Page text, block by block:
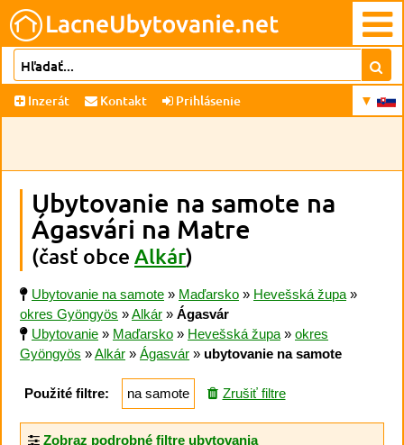
Inzerát Kontakt Prihlásenie
Ubytovanie na samote na
Ágasvári na Matre
(časť obce Alkár)
Ubytovanie na samote » Maďarsko » Hevešská župa »
okres Gyöngyös »Alkár » Ágasvár
Ubytovanie » Maďarsko » Hevešská župa » okres
Gyöngyös »Alkár » Ágasvár » ubytovanie na samote
Použité filtre: na samote Zrušiť filtre
Zobraz podrobné filtre ubytovania